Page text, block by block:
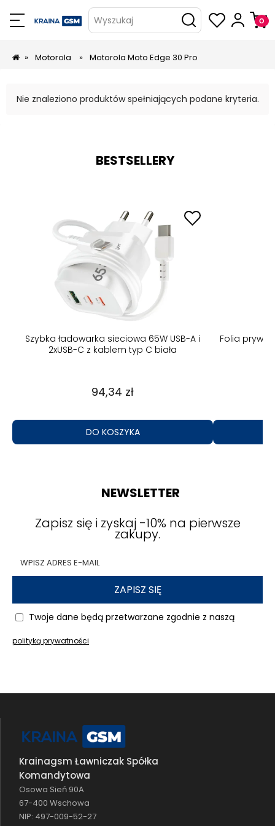
Wyszukaj
» Motorola » Motorola Moto Edge 30 Pro
Nie znaleziono produktów spełniających podane kryteria.
BESTSELLERY
Szybka ładowarka sieciowa 65W USB-A i
2xUSB-C z kablem typ C biała
94,34 zł
DO KOSZYKA
Folia
NEWSLETTER
Zapisz się i zyskaj -10% na pierwsze
zakupy.
ZAPISZ SIĘ
Twoje dane będą przetwarzane zgodnie z naszą
polityką prywatności
Krainagsm Ławniczak Spółka
Komandytowa
Osowa Sień 90A
67-400 Wschowa
NIP: 497-009-52-27